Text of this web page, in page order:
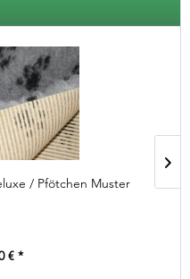
/ Pfötchen Muster
€ *